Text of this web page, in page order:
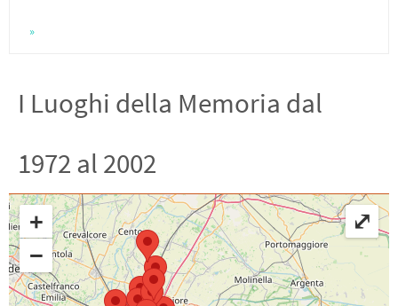
»
I Luoghi della Memoria dal
1972 al 2002
+
−
⤢